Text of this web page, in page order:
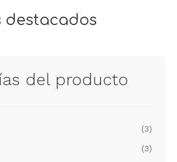
destacados
del producto
(3)
(3)